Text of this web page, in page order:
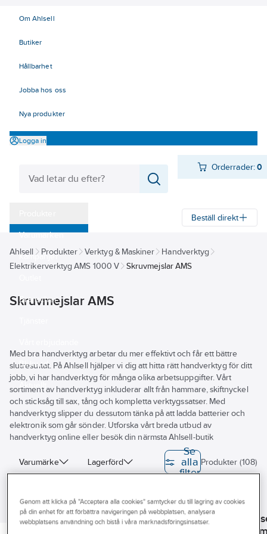
Om Ahlsell
Butiker
Hållbarhet
Jobba hos oss
Nya produkter
Logga in
Orderrader:0
Varumärken
Kampanjer
Branscher
Bli kund
Aktuellt
Beställ direkt
Ahlsell Produkter Verktyg & Maskiner
Handverktyg
Elektrikerverktyg AMS 1000 V
Skruvmejslar AMS
Skruvmejslar AMS
Med bra handverktyg arbetar du mer effektivt och får ett bättre
slutresultat. På Ahlsell hjälper vi dig att hitta rätt handverktyg för ditt
jobb, vi har handverktyg för många olika arbetsuppgifter. Vårt
sortiment av handverktyg inkluderar allt från hammare, skiftnyckel
och sticksåg till sax, tång och kompletta verktygssatser. Med
handverktyg slipper du dessutom tänka på att ladda batterier och
elektronik som går sönder. Utforska vårt breda utbud av
handverktyg online eller besök din närmsta Ahlsell-butik
Varumärke Lagerförd
Greppdesign
Se
alla
filter
Produkter (108)
IRONSIDE
Skruvmejselsats
BAHCO BAHCO
BAHCO
Bahco
Genom att klicka på "Acceptera alla cookies" samtycker du till lagring av cookies
på din enhet för att förbättra navigeringen på webbplatsen, analysera
webbplatsens användning och bistå i våra marknadsföringsinsatser.